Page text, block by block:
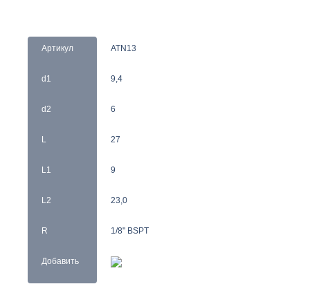
Артикул
d1
d2
L
L1
L2
R
Добавить
ATN13
9,4
6
27
9
23,0
1/8" BSPT